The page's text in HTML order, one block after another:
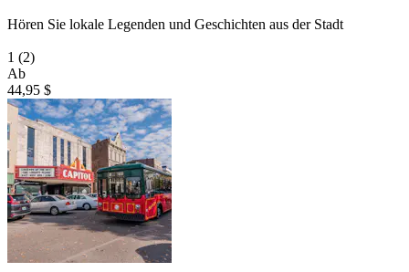
Hören Sie lokale Legenden und Geschichten aus der Stadt
1 (2)
Ab
44,95 $